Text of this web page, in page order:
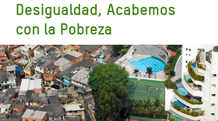
de
ayuda
a
la
navegación
Desigualdad, Acabemos
con la Pobreza